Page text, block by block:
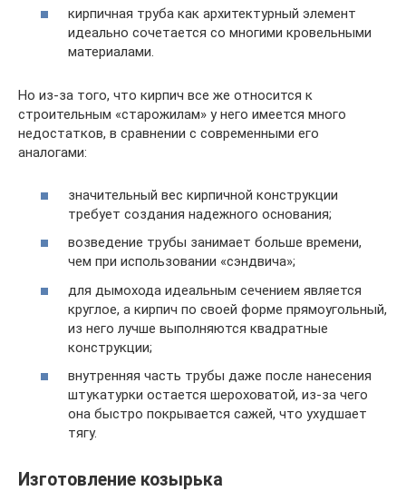
кирпичная труба как архитектурный элемент
идеально сочетается со многими кровельными
материалами.
Но из-за того, что кирпич все же относится к
строительным «старожилам» у него имеется много
недостатков, в сравнении с современными его
аналогами:
значительный вес кирпичной конструкции
требует создания надежного основания;
возведение трубы занимает больше времени,
чем при использовании «сэндвича»;
для дымохода идеальным сечением является
круглое, а кирпич по своей форме прямоугольный,
из него лучше выполняются квадратные
конструкции;
внутренняя часть трубы даже после нанесения
штукатурки остается шероховатой, из-за чего
она быстро покрывается сажей, что ухудшает
тягу.
Изготовление козырька